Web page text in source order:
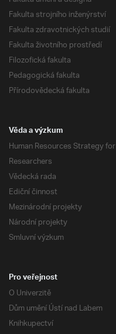
Fakulta strojního inženýrství
Fakulta zdravotnických studií
Fakulta životního prostředí
Filozofická fakulta
Pedagogická fakulta
Přírodovědecká fakulta
Věda a výzkum
Human Resources Strategy for
Researchers
Vědecká rada
Ediční činnost
Mezinárodní projekty
Národní projekty
Smluvní výzkum
Pro veřejnost
O Univerzitě
Dům umění Ústí nad Labem
Knihkupectví